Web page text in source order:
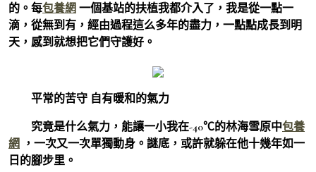
的。每包養網 一個基站的扶植我都介入了，我是從一點一
滴，從無到有，經由過程這么多年的盡力，一點點成長到明
天，感到就想把它們守護好。
平常的苦守 自有暖和的氣力
究竟是什么氣力，能讓一小我在-40℃的林海雪原中包養
網 ，一次又一次單獨動身。謎底，或許就躲在他十幾年如一
日的腳步里。